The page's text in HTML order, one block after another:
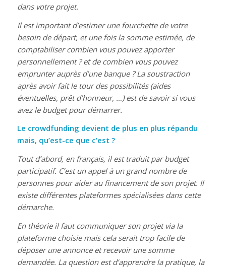
dans votre projet.
Il est important d’estimer une fourchette de votre
besoin de départ, et une fois la somme estimée, de
comptabiliser combien vous pouvez apporter
personnellement ? et de combien vous pouvez
emprunter auprès d’une banque ? La soustraction
après avoir fait le tour des possibilités (aides
éventuelles, prêt d’honneur, …) est de savoir si vous
avez le budget pour démarrer.
Le crowdfunding devient de plus en plus répandu
mais, qu’est-ce que c’est ?
Tout d’abord, en français, il est traduit par budget
participatif. C’est un appel à un grand nombre de
personnes pour aider au financement de son projet. Il
existe différentes plateformes spécialisées dans cette
démarche.
En théorie il faut communiquer son projet via la
plateforme choisie mais cela serait trop facile de
déposer une annonce et recevoir une somme
demandée. La question est d’apprendre la pratique, la